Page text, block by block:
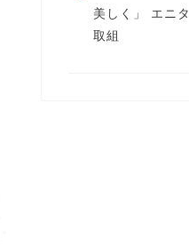
美しく」 エニ
取組